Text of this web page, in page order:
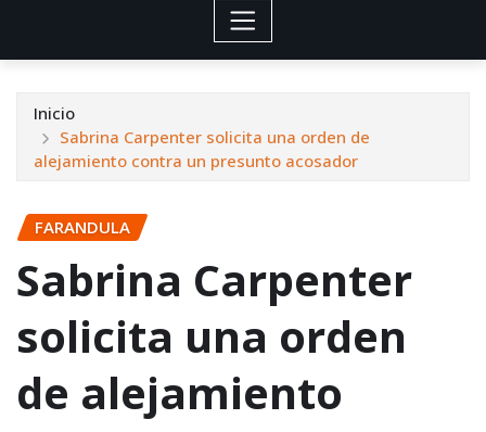
Inicio
Sabrina Carpenter solicita una orden de
alejamiento contra un presunto acosador
FARANDULA
Sabrina Carpenter
solicita una orden
de alejamiento